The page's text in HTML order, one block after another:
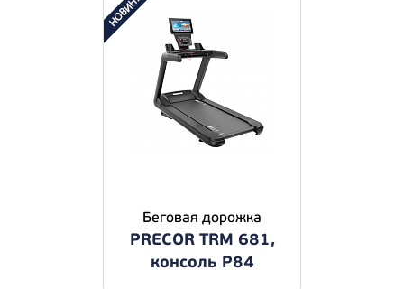
Беговая дорожка
PRECOR TRM 681,
консоль P84